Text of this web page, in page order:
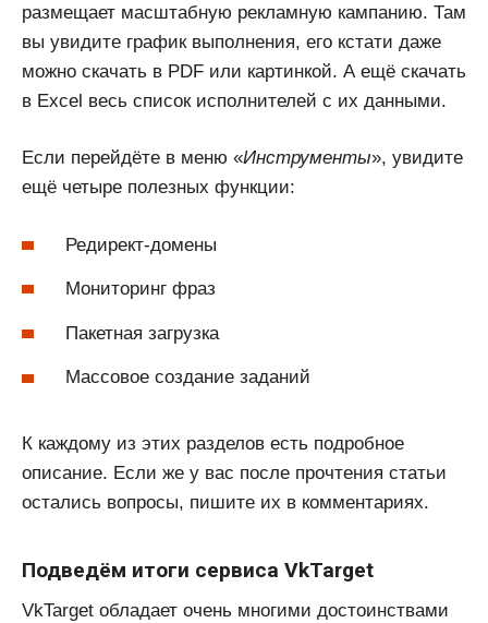
размещает масштабную рекламную кампанию. Там
вы увидите график выполнения, его кстати даже
можно скачать в PDF или картинкой. А ещё скачать
в Excel весь список исполнителей с их данными.
Если перейдёте в меню «Инструменты», увидите
ещё четыре полезных функции:
Редирект-домены
Мониторинг фраз
Пакетная загрузка
Массовое создание заданий
К каждому из этих разделов есть подробное
описание. Если же у вас после прочтения статьи
остались вопросы, пишите их в комментариях.
Подведём итоги сервиса VkTarget
VkTarget обладает очень многими достоинствами